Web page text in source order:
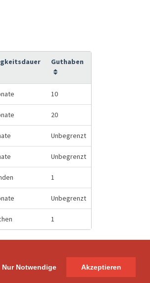
Nur Notwendige Akzeptieren
Nur Notwendige Akzeptieren
Guthaben
10
20
Unbegrenzt
Unbegrenzt
1
Unbegrenzt
1